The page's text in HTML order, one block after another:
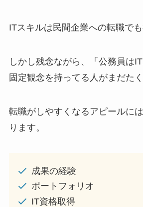
ITスキルは民間企業への転職でも
しかし残念ながら、「公務員は
固定観念を持ってる人がまだたく
転職がしやすくなるアピールに
ります。
成果の経験
ポートフォリオ
IT資格取得